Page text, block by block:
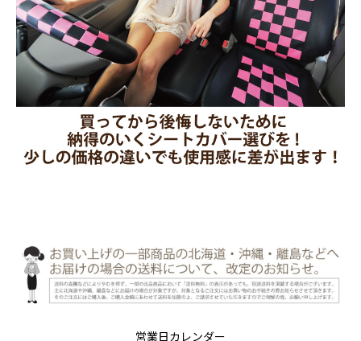
営業日カレンダー